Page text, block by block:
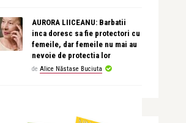
AURORA LIICEANU: Barbatii
inca doresc sa fie protectori cu
femeile, dar femeile nu mai au
nevoie de protectia lor
de Alice Năstase Buciuta